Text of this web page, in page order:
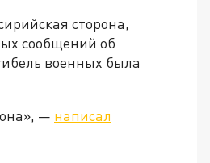
сторона,
сообщений об
военных была
— написал